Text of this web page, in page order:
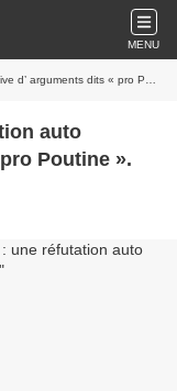
MENU
dits « pro Poutine ».
auto
Poutine ».